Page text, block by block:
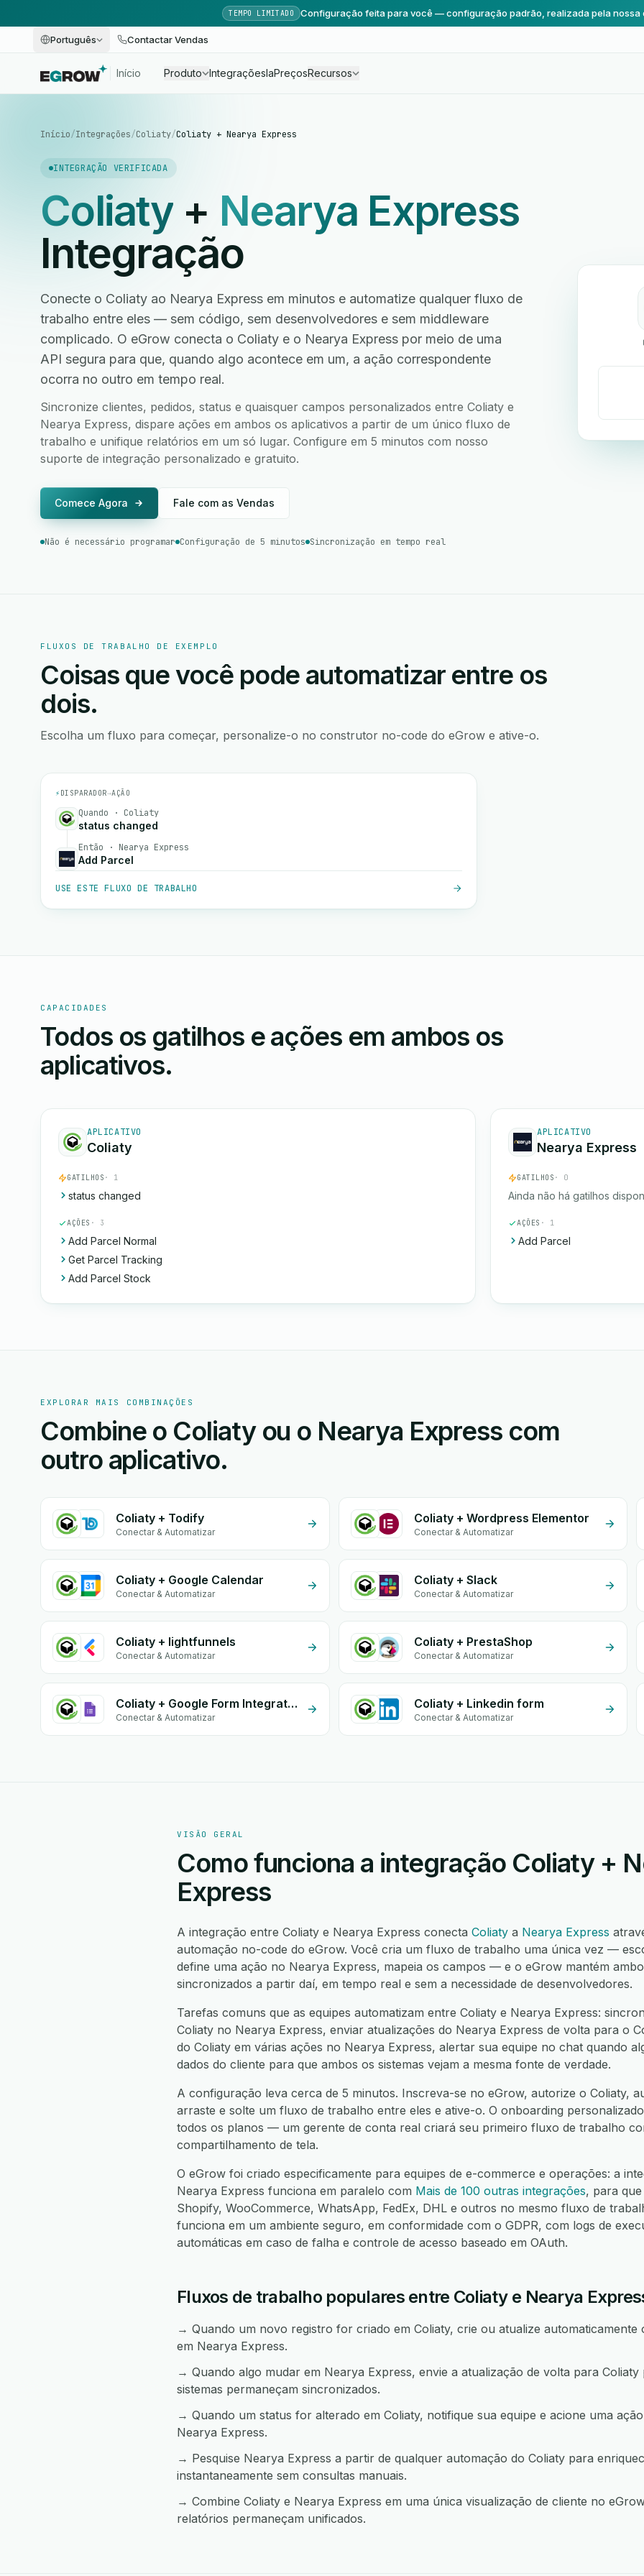
TEMPO LIMITADO Configuração feita para você — configuração padrão, realizada pela nossa
Português Contactar Vendas
Início Produto IntegraçõesIaPreçosRecursos
Início/Integrações/Coliaty/Coliaty + Nearya Express
INTEGRAÇÃO VERIFICADA
Coliaty+ Nearya Express
Integração
Conecte o Coliaty ao Nearya Express em minutos e automatize qualquer fluxo de
trabalho entre eles — sem código, sem desenvolvedores e sem middleware
complicado. O eGrow conecta o Coliaty e o Nearya Express por meio de uma
API segura para que, quando algo acontece em um, a ação correspondente
ocorra no outro em tempo real.
Sincronize clientes, pedidos, status e quaisquer campos personalizados entre Coliaty e
Nearya Express, dispare ações em ambos os aplicativos a partir de um único fluxo de
trabalho e unifique relatórios em um só lugar. Configure em 5 minutos com nosso
suporte de integração personalizado e gratuito.
Comece Agora Fale com as Vendas
Não é necessário programar Configuração de 5 minutos Sincronização em tempo real
FLUXOS DE TRABALHO DE EXEMPLO
Coisas que você pode automatizar entre os
dois.
Escolha um fluxo para começar, personalize-o no construtor no-code do eGrow e ative-o.
⚡ DISPARADOR→AÇÃO
Quando · Coliaty
status changed
Então · Nearya Express
Add Parcel
USE ESTE FLUXO DE TRABALHO
CAPACIDADES
Todos os gatilhos e ações em ambos os
aplicativos.
APLICATIVO
Coliaty
GATILHOS · 1
status changed
AÇÕES · 3
Add Parcel Normal
Get Parcel Tracking
Add Parcel Stock
APLICATIVO
Nearya Express
GATILHOS · 0
Ainda não há gatilhos
AÇÕES · 1
Add Parcel
EXPLORAR MAIS COMBINAÇÕES
Combine o Coliaty ou o Nearya Express com
outro aplicativo.
Coliaty + Todify
Conectar & Automatizar
Coliaty + Wordpress Elementor
Conectar & Automatizar
Coliaty + Google Calendar
Conectar & Automatizar
Coliaty + Slack
Conectar & Automatizar
Coliaty + lightfunnels
Conectar & Automatizar
Coliaty + PrestaShop
Conectar & Automatizar
Coliaty + Google Form Integration
Conectar & Automatizar
Coliaty + Linkedin form
Conectar & Automatizar
VISÃO GERAL
Como funciona a integração Coliaty +
Express
A integração entre Coliaty e Nearya Express conecta Coliaty a Nearya Express
automação no-code do eGrow. Você cria um fluxo de trabalho uma única vez —
define uma ação no Nearya Express, mapeia os campos — e o eGrow mantém
sincronizados a partir daí, em tempo real e sem a necessidade de desenvolvedores.
Tarefas comuns que as equipes automatizam entre Coliaty e Nearya Express:
Coliaty no Nearya Express, enviar atualizações do Nearya Express de volta para o
do Coliaty em várias ações no Nearya Express, alertar sua equipe no chat quando
dados do cliente para que ambos os sistemas vejam a mesma fonte de verdade.
A configuração leva cerca de 5 minutos. Inscreva-se no eGrow, autorize o Coliaty,
arraste e solte um fluxo de trabalho entre eles e ative-o. O onboarding
todos os planos — um gerente de conta real criará seu primeiro fluxo de trabalho
compartilhamento de tela.
O eGrow foi criado especificamente para equipes de e-commerce e operações: a
Nearya Express funciona em paralelo com Mais de 100 outras integrações, para
Shopify, WooCommerce, WhatsApp, FedEx, DHL e outros no mesmo fluxo de
funciona em um ambiente seguro, em conformidade com o GDPR, com logs de
automáticas em caso de falha e controle de acesso baseado em OAuth.
Fluxos de trabalho populares entre Coliaty e Nearya
→ Quando um novo registro for criado em Coliaty, crie ou atualize
em Nearya Express.
→ Quando algo mudar em Nearya Express, envie a atualização de volta para Coliaty
sistemas permaneçam sincronizados.
→ Quando um status for alterado em Coliaty, notifique sua equipe e acione uma
Nearya Express.
→ Pesquise Nearya Express a partir de qualquer automação do Coliaty para
instantaneamente sem consultas manuais.
→ Combine Coliaty e Nearya Express em uma única visualização de cliente no
relatórios permaneçam unificados.